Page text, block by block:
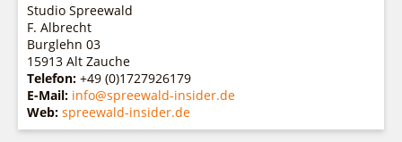
Studio Spreewald
F. Albrecht
Burglehn 03
15913 Alt Zauche
Telefon: +49 (0)1727926179
E-Mail: info@spreewald-insider.de
Web: spreewald-insider.de